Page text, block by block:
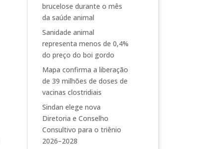
brucelose durante o mês
da saúde animal
Sanidade animal
representa menos de 0,4%
do preço do boi gordo
Mapa confirma a liberação
de 39 milhões de doses de
vacinas clostridiais
Sindan elege nova
Diretoria e Conselho
Consultivo para o triênio
2026–2028